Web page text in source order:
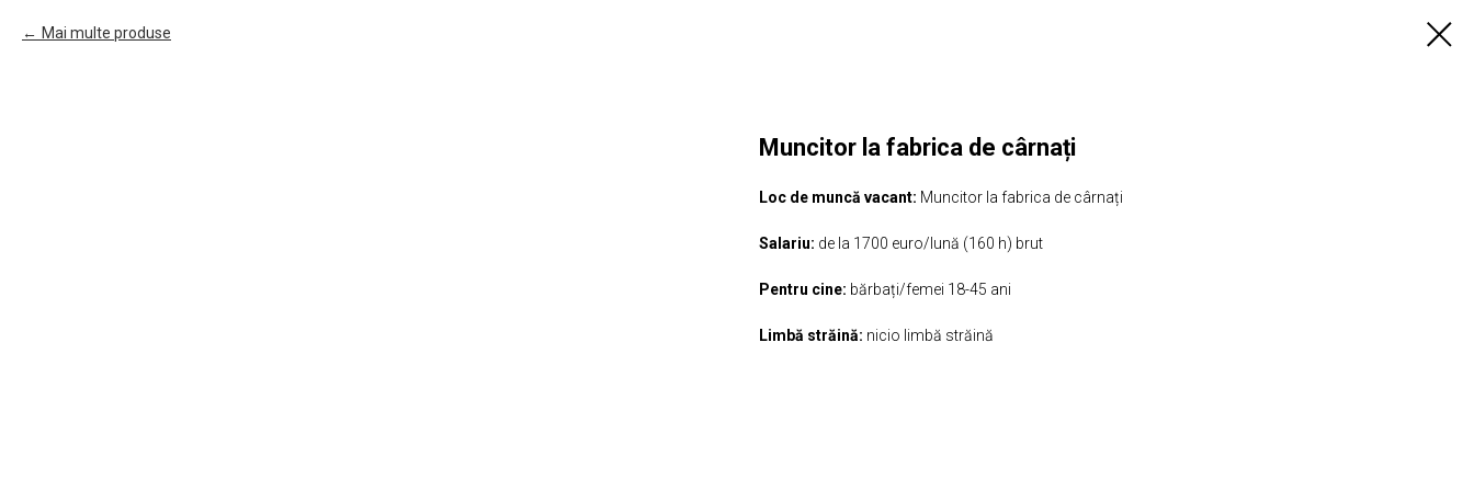
Mai multe produse
Muncitor la fabrica de cârnați
Loc de muncă vacant: Muncitor la fabrica de cârnați
Salariu: de la 1700 euro/lună (160 h) brut
Pentru cine: bărbați/femei 18-45 ani
Limbă străină: nicio limbă străină